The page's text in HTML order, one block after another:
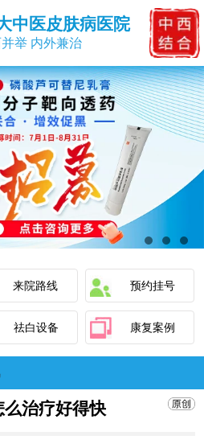
中医皮肤病医院
举 内外兼治
来院路线 预约挂号
祛白设备 康复案例
治疗好得快